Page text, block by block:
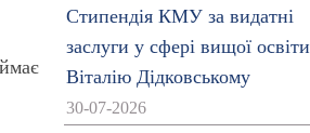
Стипендія КМУ за видатні
заслуги у сфері вищої освіти
Віталію Дідковському
30-07-2026